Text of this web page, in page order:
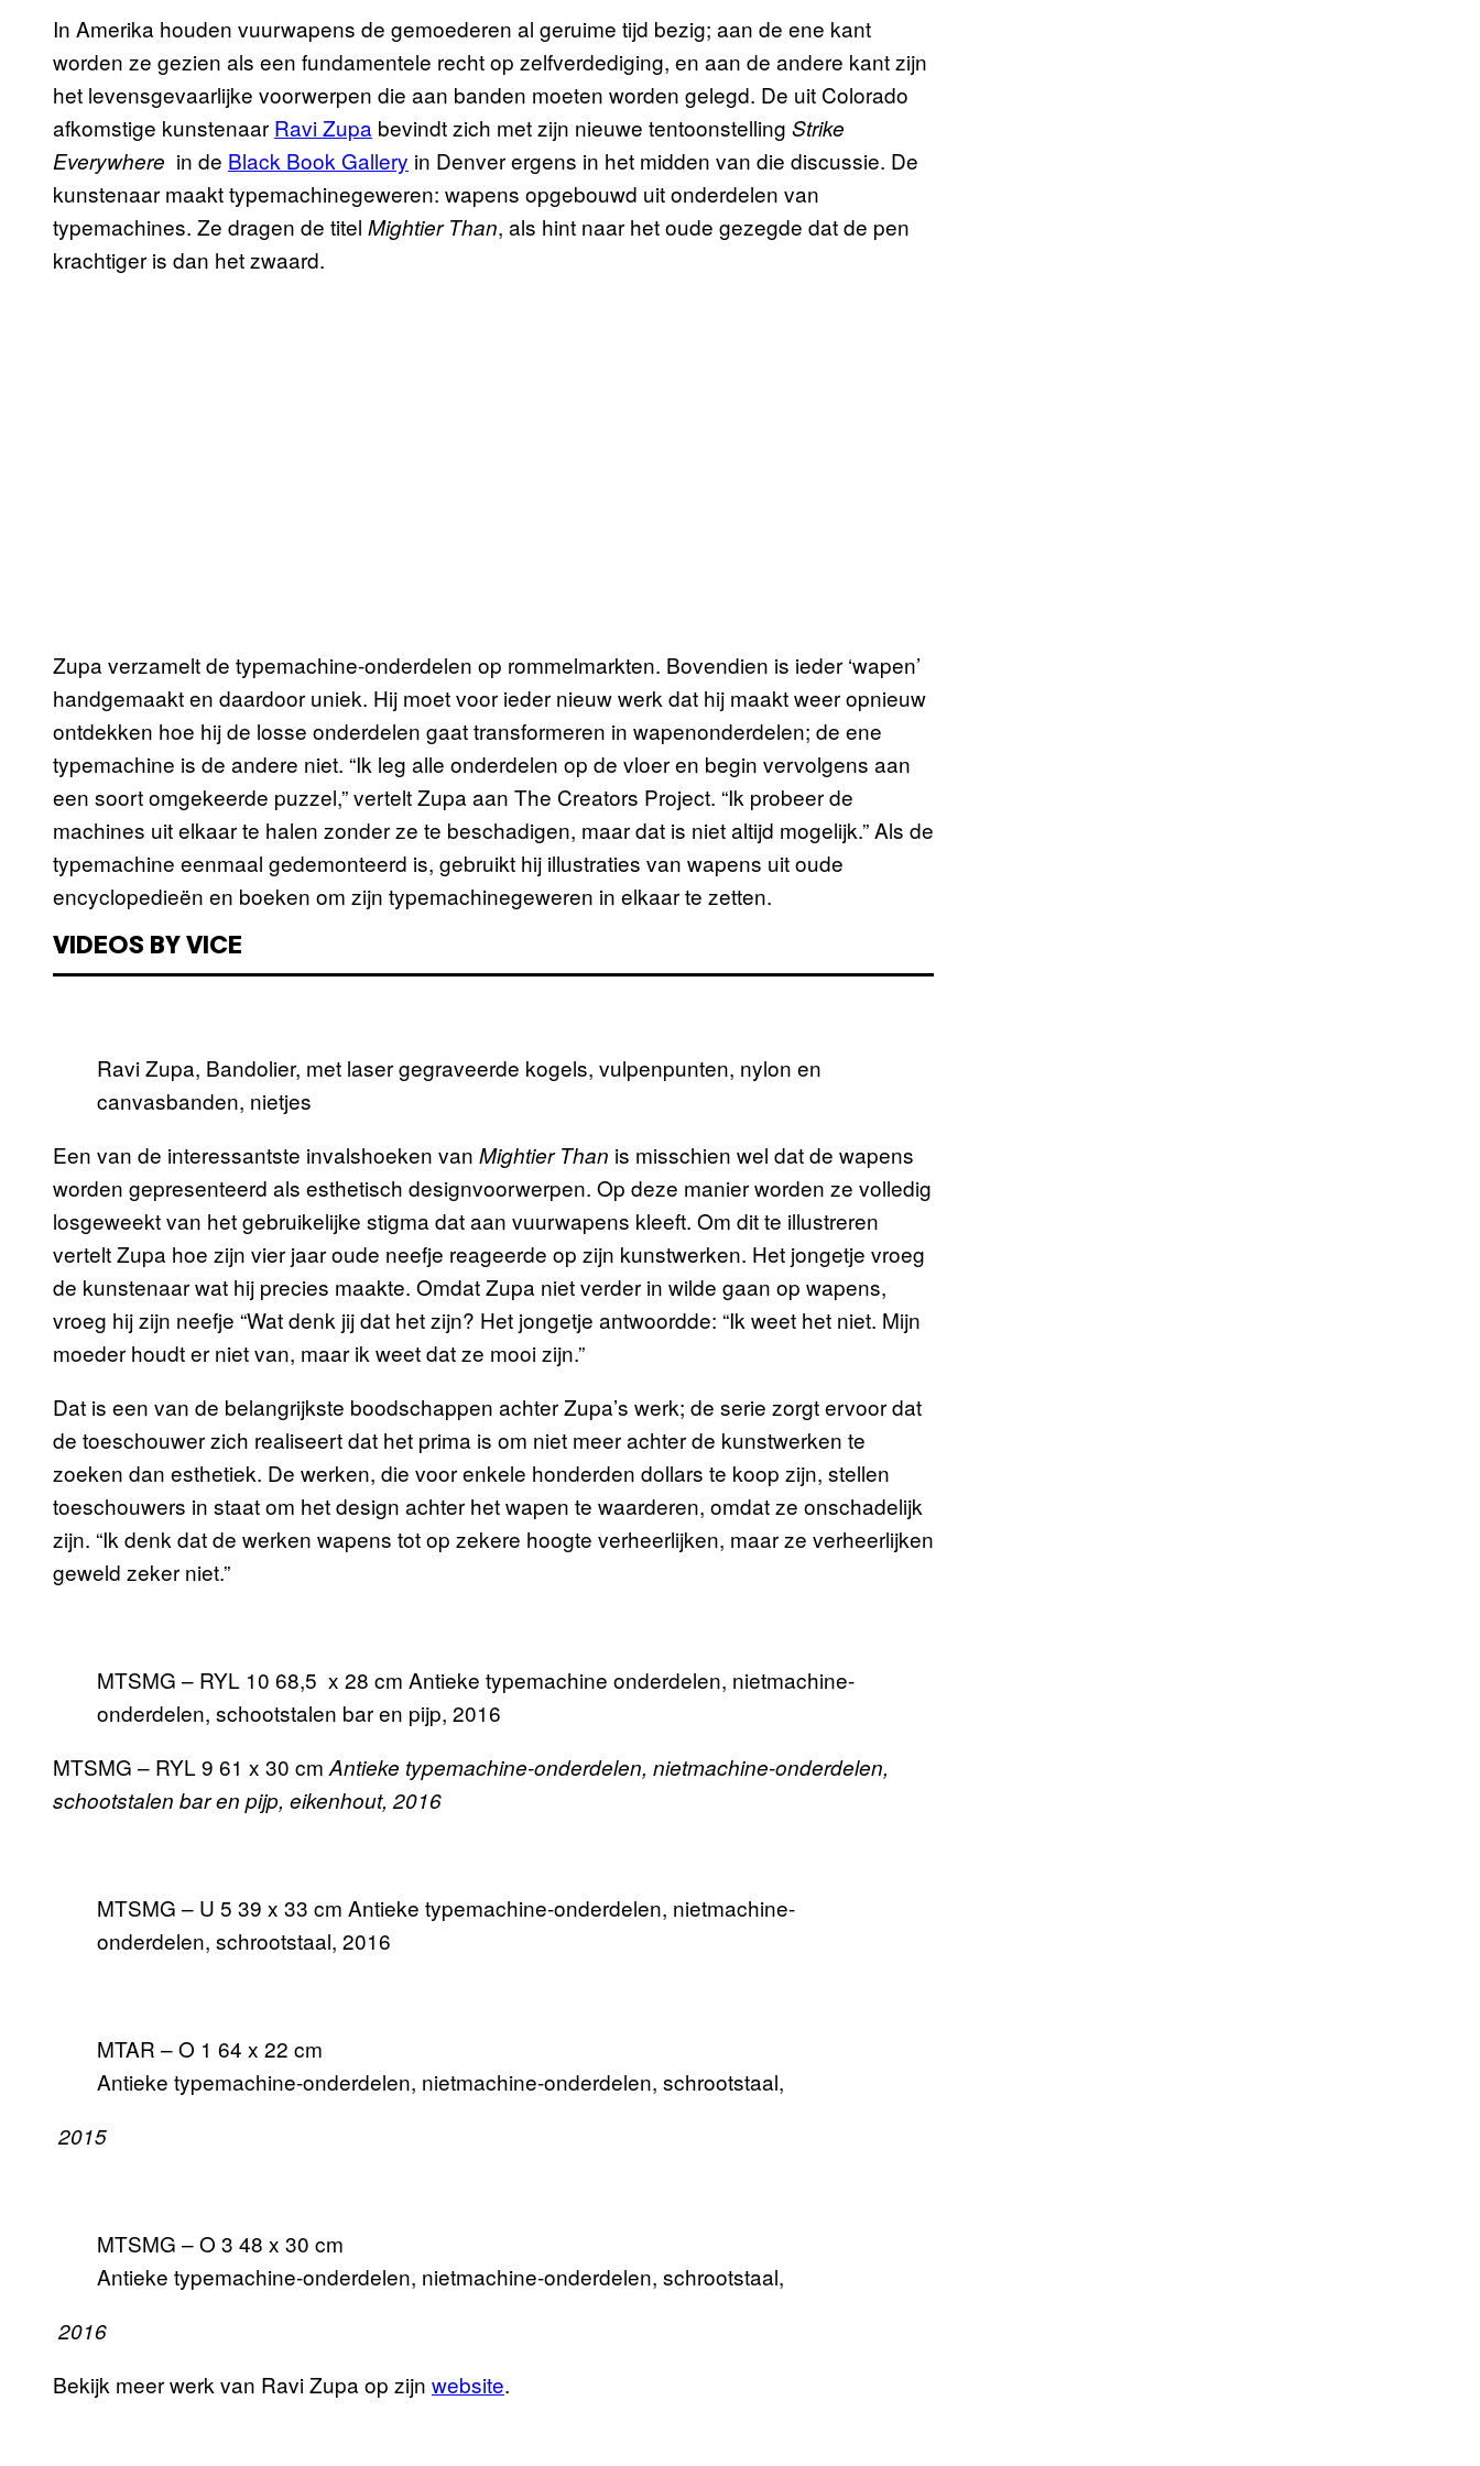
In Amerika houden vuurwapens de gemoederen al geruime tijd bezig; aan de ene kant
worden ze gezien als een fundamentele recht op zelfverdediging, en aan de andere kant zijn
het levensgevaarlijke voorwerpen die aan banden moeten worden gelegd. De uit Colorado
afkomstige kunstenaar Ravi Zupa bevindt zich met zijn nieuwe tentoonstelling Strike
Everywhere in de Black Book Gallery in Denver ergens in het midden van die discussie. De
kunstenaar maakt typemachinegeweren: wapens opgebouwd uit onderdelen van
typemachines. Ze dragen de titel Mightier Than, als hint naar het oude gezegde dat de pen
krachtiger is dan het zwaard.
Zupa verzamelt de typemachine-onderdelen op rommelmarkten. Bovendien is ieder ‘wapen’
handgemaakt en daardoor uniek. Hij moet voor ieder nieuw werk dat hij maakt weer opnieuw
ontdekken hoe hij de losse onderdelen gaat transformeren in wapenonderdelen; de ene
typemachine is de andere niet. “Ik leg alle onderdelen op de vloer en begin vervolgens aan
een soort omgekeerde puzzel,” vertelt Zupa aan The Creators Project. “Ik probeer de
machines uit elkaar te halen zonder ze te beschadigen, maar dat is niet altijd mogelijk.” Als de
typemachine eenmaal gedemonteerd is, gebruikt hij illustraties van wapens uit oude
encyclopedieën en boeken om zijn typemachinegeweren in elkaar te zetten.
VIDEOS BY VICE
Ravi Zupa, Bandolier, met laser gegraveerde kogels, vulpenpunten, nylon en
canvasbanden, nietjes
Een van de interessantste invalshoeken van Mightier Than is misschien wel dat de wapens
worden gepresenteerd als esthetisch designvoorwerpen. Op deze manier worden ze volledig
losgeweekt van het gebruikelijke stigma dat aan vuurwapens kleeft. Om dit te illustreren
vertelt Zupa hoe zijn vier jaar oude neefje reageerde op zijn kunstwerken. Het jongetje vroeg
de kunstenaar wat hij precies maakte. Omdat Zupa niet verder in wilde gaan op wapens,
vroeg hij zijn neefje “Wat denk jij dat het zijn? Het jongetje antwoordde: “Ik weet het niet. Mijn
moeder houdt er niet van, maar ik weet dat ze mooi zijn.”
Dat is een van de belangrijkste boodschappen achter Zupa’s werk; de serie zorgt ervoor dat
de toeschouwer zich realiseert dat het prima is om niet meer achter de kunstwerken te
zoeken dan esthetiek. De werken, die voor enkele honderden dollars te koop zijn, stellen
toeschouwers in staat om het design achter het wapen te waarderen, omdat ze onschadelijk
zijn. “Ik denk dat de werken wapens tot op zekere hoogte verheerlijken, maar ze verheerlijken
geweld zeker niet.”
MTSMG – RYL 10 68,5 x 28 cm Antieke typemachine onderdelen, nietmachine-
onderdelen, schootstalen bar en pijp, 2016
MTSMG – RYL 9 61 x 30 cm Antieke typemachine-onderdelen, nietmachine-onderdelen,
schootstalen bar en pijp, eikenhout, 2016
MTSMG – U 5 39 x 33 cm Antieke typemachine-onderdelen, nietmachine-
onderdelen, schrootstaal, 2016
MTAR – O 1 64 x 22 cm
Antieke typemachine-onderdelen, nietmachine-onderdelen, schrootstaal,
2015
MTSMG – O 3 48 x 30 cm
Antieke typemachine-onderdelen, nietmachine-onderdelen, schrootstaal,
2016
Bekijk meer werk van Ravi Zupa op zijn website.